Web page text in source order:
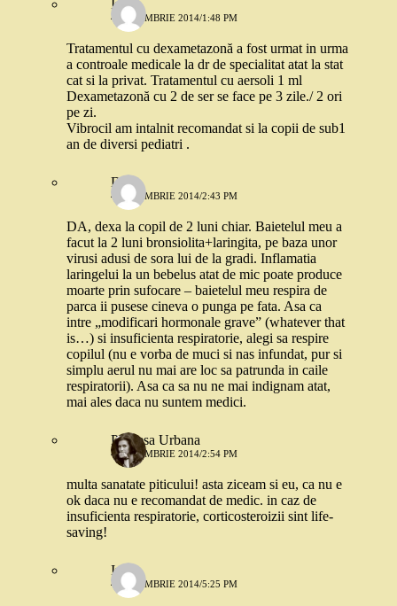
Iulia
4 DECEMBRIE 2014/1:48 PM
Tratamentul cu dexametazonă a fost urmat in urma
a controale medicale la dr de specialitat atat la stat
cat si la privat. Tratamentul cu aersoli 1 ml
Dexametazonă cu 2 de ser se face pe 3 zile./ 2 ori
pe zi.
Vibrocil am intalnit recomandat si la copii de sub1
an de diversi pediatri .
Delia
4 DECEMBRIE 2014/2:43 PM
DA, dexa la copil de 2 luni chiar. Baietelul meu a
facut la 2 luni bronsiolita+laringita, pe baza unor
virusi adusi de sora lui de la gradi. Inflamatia
laringelui la un bebelus atat de mic poate produce
moarte prin sufocare – baietelul meu respira de
parca ii pusese cineva o punga pe fata. Asa ca
intre „modificari hormonale grave” (whatever that
is…) si insuficienta respiratorie, alegi sa respire
copilul (nu e vorba de muci si nas infundat, pur si
simplu aerul nu mai are loc sa patrunda in caile
respiratorii). Asa ca sa nu ne mai indignam atat,
mai ales daca nu suntem medici.
Printesa Urbana
4 DECEMBRIE 2014/2:54 PM
multa sanatate piticului! asta ziceam si eu, ca nu e
ok daca nu e recomandat de medic. in caz de
insuficienta respiratorie, corticosteroizii sint life-
saving!
Iuli
4 DECEMBRIE 2014/5:25 PM